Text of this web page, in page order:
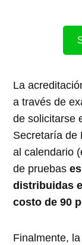
La
a través de
de solicitarse
Secretaría de
al calendario
de pruebas
distribuidas
costo de 90
Finalmente,